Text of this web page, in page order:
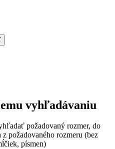
vyhľadávaniu
požadovaný rozmer, do
požadovaného rozmeru (bez
písmen)